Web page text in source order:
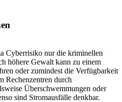
Cyberrisiko nur die kriminellen
höhere Gewalt kann zu einem
oder zumindest die Verfügbarkeit
Rechenzentren durch
Überschwemmungen oder
sind Stromausfälle denkbar.